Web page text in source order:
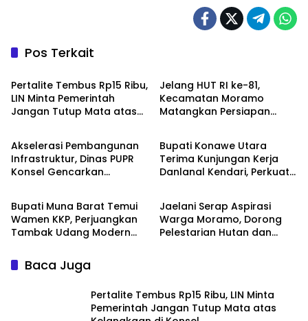
Pos Terkait
Daerah
‎Pertalite Tembus Rp15 Ribu,
LIN Minta Pemerintah
Jangan Tutup Mata atas
‎Jelang HUT RI ke-81,
Kecamatan Moramo
Matangkan Persiapan
Daerah
Akselerasi Pembangunan
Infrastruktur, Dinas PUPR
Konsel Gencarkan
Advertorial
Bupati Konawe Utara
Terima Kunjungan Kerja
Danlanal Kendari, Perkuat
Daerah
‎Bupati Muna Barat Temui
Wamen KKP, Perjuangkan
Tambak Udang Modern
Kampung Nelayan
Advertorial
Jaelani Serap Aspirasi
Warga Moramo, Dorong
Pelestarian Hutan dan
Baca Juga
‎Pertalite Tembus Rp15 Ribu, LIN Minta
Pemerintah Jangan Tutup Mata atas